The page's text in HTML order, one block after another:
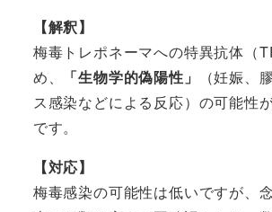
【解釈】
梅毒トレポネーマへの特異抗体（
め、
「生物学的偽陽性」
（妊娠、
ス感染などによる反応）の可能性
です。
【対応】
梅毒感染の可能性は低いですが、